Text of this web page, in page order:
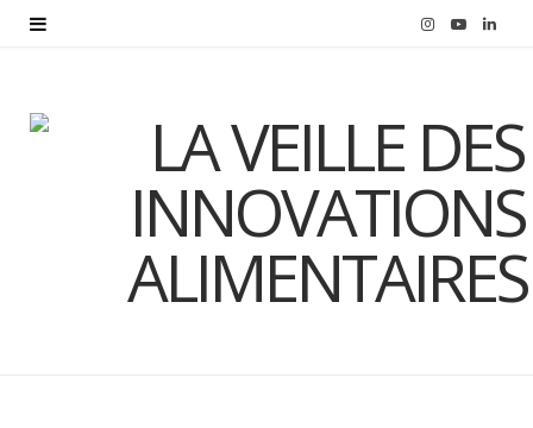
I
t
g
Y
T
u
b
L
k
e
d